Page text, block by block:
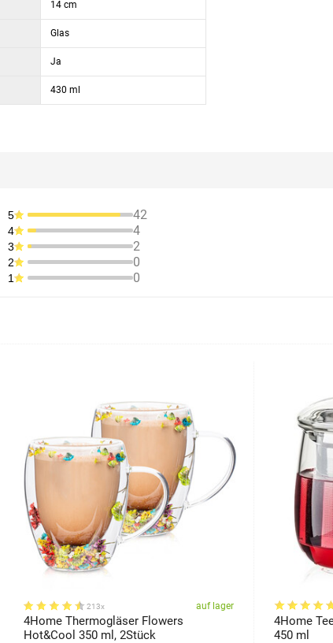
14 cm
Glas
Ja
430 ml
5 42
4 4
3 2
2 0
1 0
213x auf lager
4Home Thermogläser Flowers
Hot&Cool 350 ml, 2Stück
4Home
450 ml